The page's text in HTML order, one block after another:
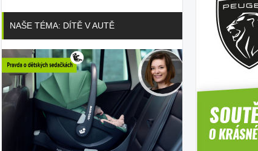
NAŠE TÉMA: DÍTĚ V AUTĚ